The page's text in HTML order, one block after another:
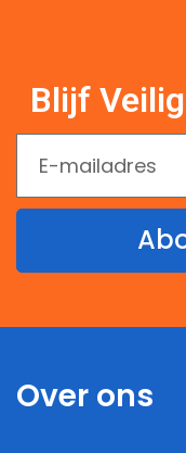
Blijf
Over ons